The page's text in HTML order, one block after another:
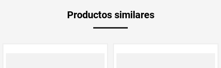
Productos similares